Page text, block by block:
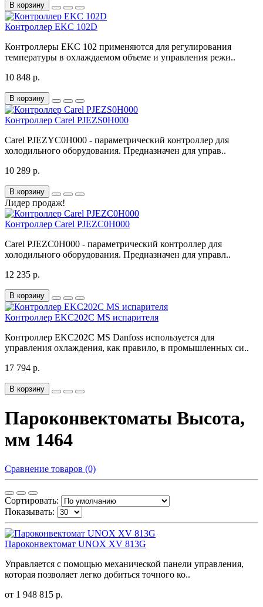
В корзину
Контроллер EKC 102D
Контроллеры EKC 102 применяются для регулирования
температуры в охлаждаемом объеме и управления режи..
10 848 р.
В корзину
Контроллер Carel PJEZS0H000
Carel PJEZYC0H000 - параметрический контроллер для
холодильного оборудования. Предназначен для управ..
10 289 р.
В корзину
Лидер продаж!
Контроллер Carel PJEZC0H000
Carel PJEZC0H000 - параметрический контроллер для
холодильного оборудования. Предназначен для управл..
12 235 р.
В корзину
Контроллер EKC202C MS испарителя
Контроллер EKC202C MS Danfoss используется для
управления охлаждения, как правило, в промышленных си..
17 794 р.
В корзину
Пароконвектоматы Высота,
мм 1464
Сравнение товаров (0)
Сортировать:
Показывать:
Пароконвектомат UNOX XV 813G
Управляется с помощью механической панели управления,
которая позволяет легко добиться точного ко..
от 1 948 815 р.